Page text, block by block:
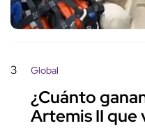
3 Global
¿Cuánto
Artemis II que